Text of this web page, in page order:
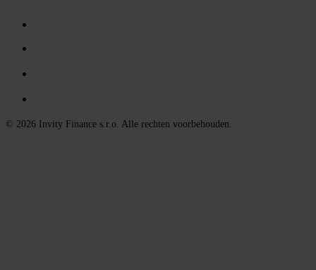
© 2026 Invity Finance s.r.o. Alle rechten voorbehouden.